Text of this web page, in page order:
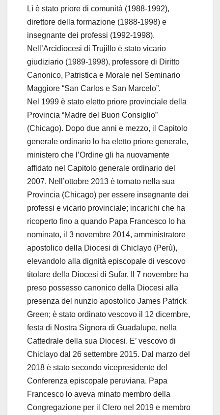
Lì è stato priore di comunità (1988-1992),
direttore della formazione (1988-1998) e
insegnante dei professi (1992-1998).
Nell’Arcidiocesi di Trujillo è stato vicario
giudiziario (1989-1998), professore di Diritto
Canonico, Patristica e Morale nel Seminario
Maggiore “San Carlos e San Marcelo”.
Nel 1999 è stato eletto priore provinciale della
Provincia “Madre del Buon Consiglio”
(Chicago). Dopo due anni e mezzo, il Capitolo
generale ordinario lo ha eletto priore generale,
ministero che l’Ordine gli ha nuovamente
affidato nel Capitolo generale ordinario del
2007. Nell’ottobre 2013 è tornato nella sua
Provincia (Chicago) per essere insegnante dei
professi e vicario provinciale; incarichi che ha
ricoperto fino a quando Papa Francesco lo ha
nominato, il 3 novembre 2014, amministratore
apostolico della Diocesi di Chiclayo (Perù),
elevandolo alla dignità episcopale di vescovo
titolare della Diocesi di Sufar. Il 7 novembre ha
preso possesso canonico della Diocesi alla
presenza del nunzio apostolico James Patrick
Green; è stato ordinato vescovo il 12 dicembre,
festa di Nostra Signora di Guadalupe, nella
Cattedrale della sua Diocesi. E’ vescovo di
Chiclayo dal 26 settembre 2015. Dal marzo del
2018 è stato secondo vicepresidente del
Conferenza episcopale peruviana. Papa
Francesco lo aveva minato membro della
Congregazione per il Clero nel 2019 e membro